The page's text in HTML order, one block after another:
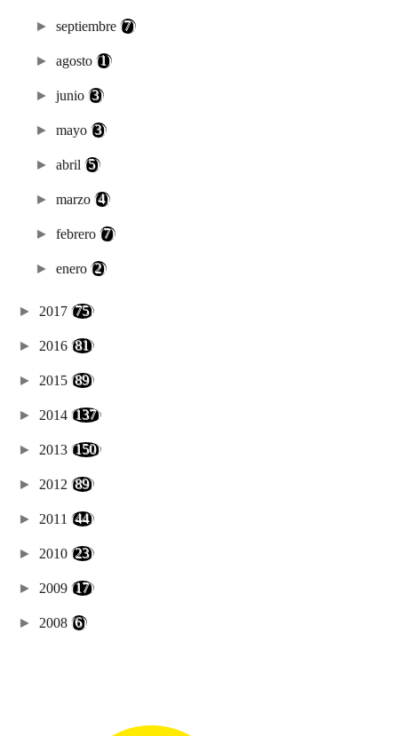
►septiembre(7)
►agosto(1)
►junio(3)
►mayo(3)
►abril(5)
►marzo(4)
►febrero(7)
►enero(2)
► 2017 (75)
► 2016 (81)
► 2015 (89)
► 2014 (137)
► 2013 (150)
► 2012 (89)
► 2011 (44)
► 2010 (23)
► 2009 (17)
► 2008 (6)